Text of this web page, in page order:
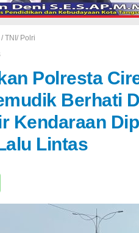
TNI/ Polri
Polresta
Berhati
Kendaraan
Lintas